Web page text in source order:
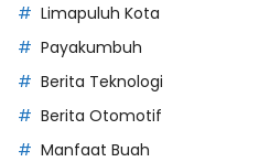
Limapuluh Kota
Payakumbuh
Berita Teknologi
Berita Otomotif
Manfaat Buah